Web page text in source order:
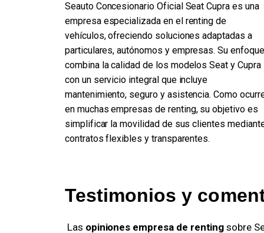
Seauto Concesionario Oficial Seat Cupra es una
empresa especializada en el renting de
vehículos, ofreciendo soluciones adaptadas a
particulares, autónomos y empresas. Su enfoque
combina la calidad de los modelos Seat y Cupra
con un servicio integral que incluye
mantenimiento, seguro y asistencia. Como
en muchas empresas de renting, su objetivo es
simplificar la movilidad de sus clientes
contratos flexibles y transparentes.
Testimonios y
Las opiniones empresa de renting sobre